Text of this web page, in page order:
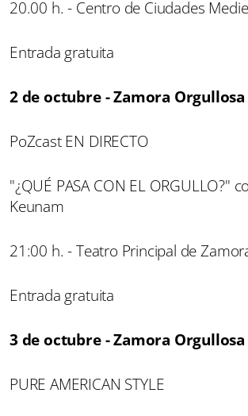
20.00 h. - Centro de Ciudades
Entrada gratuita
2 de octubre - Zamora Orgullosa
PoZcast EN DIRECTO
"¿QUÉ PASA CON EL ORGULLO?"
Keunam
21:00 h. - Teatro Principal de
Entrada gratuita
3 de octubre - Zamora Orgullosa
PURE AMERICAN STYLE